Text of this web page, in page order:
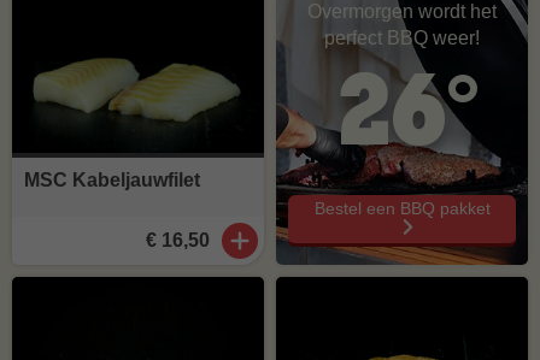
MSC Kabeljauwfilet
€ 16,50
Overmorgen wordt het
perfect BBQ weer!
26°
Bestel een BBQ pakket